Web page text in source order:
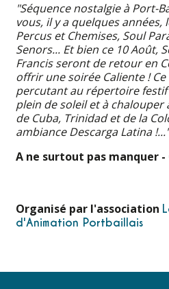
"Séquence nostalgie à Port-
vous, il y a quelques années,
Percus et Chemises, Soul
Senors... Et bien ce 10 Août,
Francis seront de retour en
offrir une soirée Caliente !
percutant au répertoire
plein de soleil et à chalouper
de Cuba, Trinidad et de la
ambiance Descarga Latina !..."
A ne surtout pas manquer -
Organisé par l'association
d'Animation Portbaillais